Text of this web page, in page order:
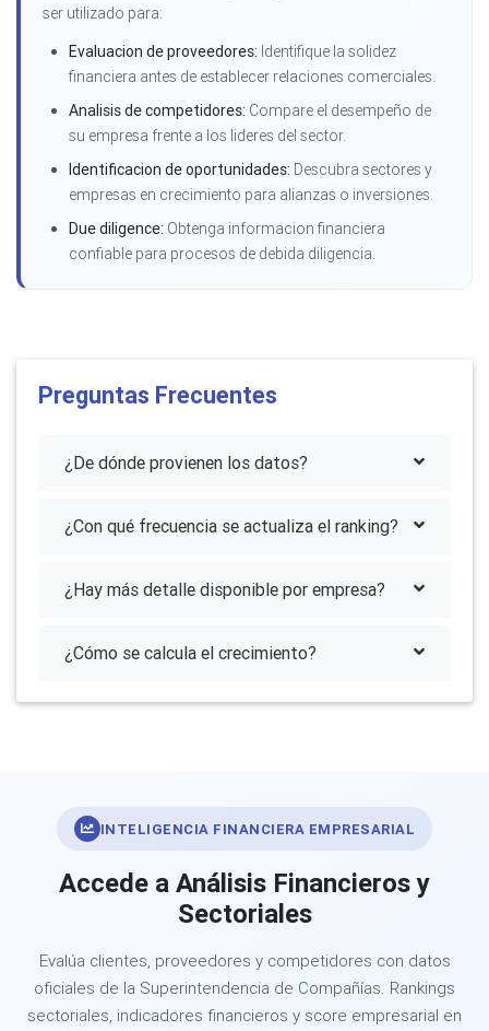
ser utilizado para:
Evaluacion de proveedores: Identifique la solidez
financiera antes de establecer relaciones comerciales.
Analisis de competidores: Compare el desempeño de
su empresa frente a los lideres del sector.
Identificacion de oportunidades: Descubra sectores y
empresas en crecimiento para alianzas o inversiones.
Due diligence: Obtenga informacion financiera
confiable para procesos de debida diligencia.
Preguntas Frecuentes
¿De dónde provienen los datos?
¿Con qué frecuencia se actualiza el ranking?
¿Hay más detalle disponible por empresa?
¿Cómo se calcula el crecimiento?
INTELIGENCIA FINANCIERA EMPRESARIAL
Accede a Análisis Financieros y
Sectoriales
Evalúa clientes, proveedores y competidores con datos
oficiales de la Superintendencia de Compañías. Rankings
sectoriales, indicadores financieros y score empresarial en